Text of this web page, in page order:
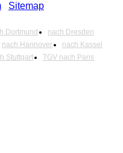
Sitemap
Dortmund
nach Dresden
nach Hannover
nach Kassel
Stuttgart
TGV nach Paris